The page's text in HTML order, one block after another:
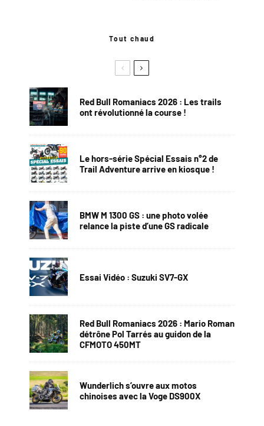
Tout chaud
Red Bull Romaniacs 2026 : Les trails
ont révolutionné la course !
Le hors-série Spécial Essais n°2 de
Trail Adventure arrive en kiosque !
BMW M 1300 GS : une photo volée
relance la piste d’une GS radicale
Essai Vidéo : Suzuki SV7-GX
Red Bull Romaniacs 2026 : Mario Roman
détrône Pol Tarrés au guidon de la
CFMOTO 450MT
Wunderlich s’ouvre aux motos
chinoises avec la Voge DS900X